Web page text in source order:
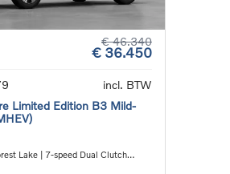
€ 46.340
€ 36.450
incl. BTW
Limited Edition B3 Mild-
Lake | 7-speed Dual Clutch